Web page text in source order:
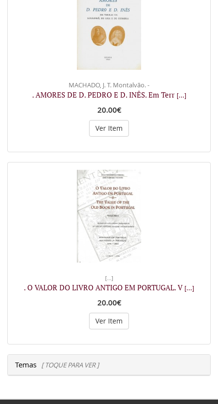
MACHADO, J. T. Montalvão. -
. AMORES DE D. PEDRO E D. INÊS. Em Terr [...]
20.00€
Ver Item
[...]
. O VALOR DO LIVRO ANTIGO EM PORTUGAL. V [...]
20.00€
Ver Item
Temas [ TOQUE PARA VER ]